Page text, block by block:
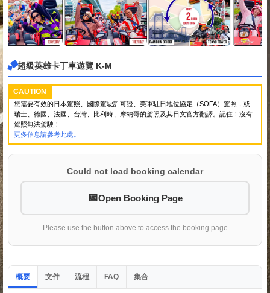
超級英雄卡丁車遊覽 K-M
CAUTION
您需要有效的日本駕照、國際駕駛許可證、美軍駐日地位協定（SOFA）駕照，或
瑞士、德國、法國、台灣、比利時、摩納哥的駕照及其日文官方翻譯。記住！沒有
駕照無法駕駛！
更多信息請參考此處。
Could not load booking calendar
Open Booking Page
Please use the button above to access the booking page
概要 文件 流程 FAQ 集合